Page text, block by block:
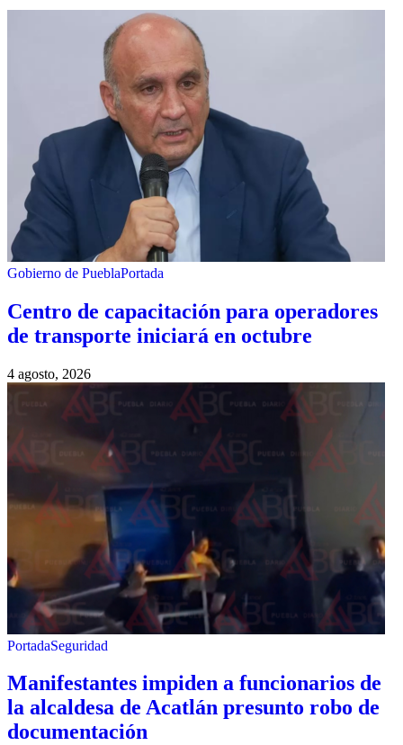
Gobierno de PueblaPortada
Centro de capacitación para operadores
de transporte iniciará en octubre
4 agosto, 2026
PortadaSeguridad
Manifestantes impiden a funcionarios de
la alcaldesa de Acatlán presunto robo de
documentación